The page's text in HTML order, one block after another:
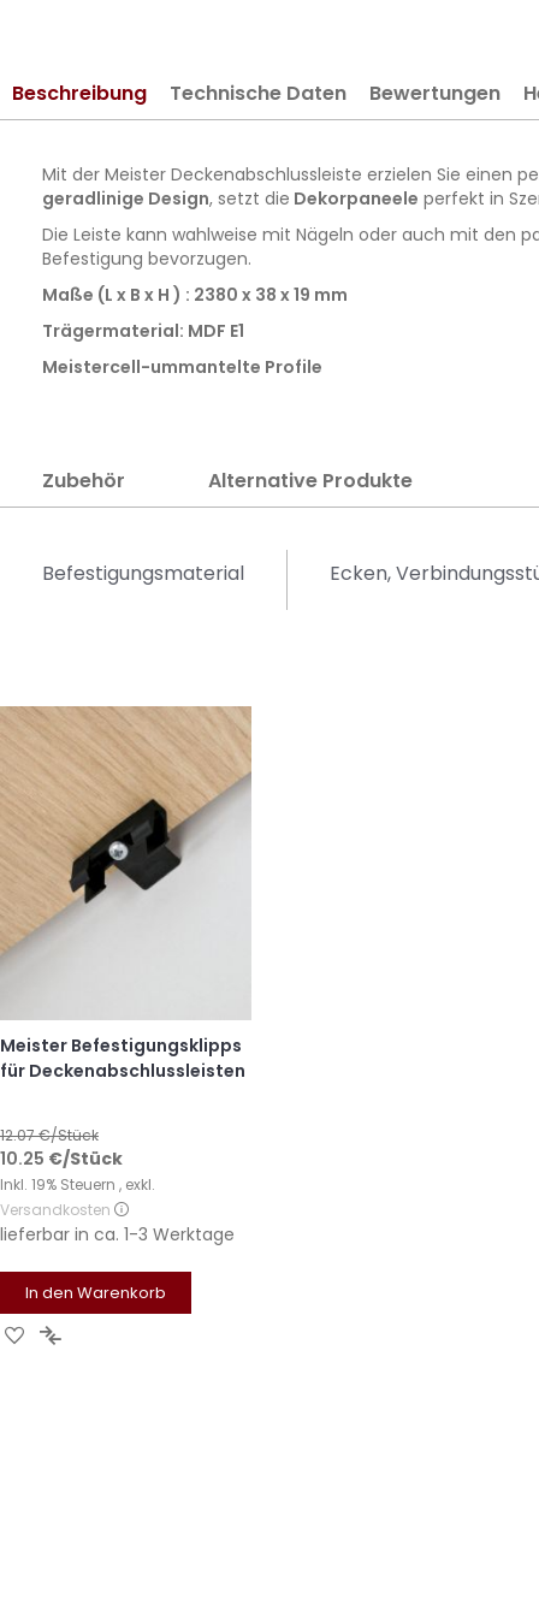
Beschreibung
Mit der Meister Deckenabschlussleiste erzielen Sie einen
geradlinige Design, setzt die Dekorpaneele perfekt in
Die Leiste kann wahlweise mit Nägeln oder auch mit den
Befestigung bevorzugen.
Maße (L x B x H ) : 2380 x 38 x 19 mm
Trägermaterial: MDF E1
Meistercell-ummantelte Profile
Technische Daten Bewertungen
Zubehör
Befestigungsmaterial
Meister Befestigungsklipps
für Deckenabschlussleisten
12.07€/Stück
10.25 €/Stück
Inkl. 19% Steuern , exkl.
Versandkosten
lieferbar in ca. 1-3 Werktage
In den Warenkorb
Zur Zur
Ecken,
Alternative Produkte